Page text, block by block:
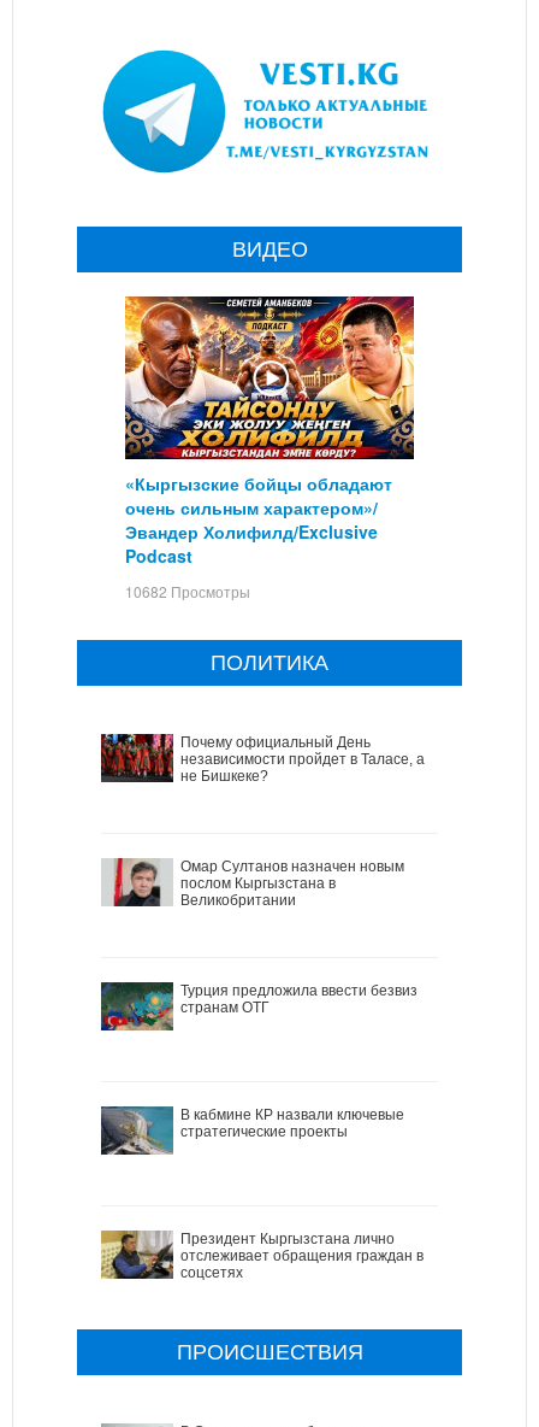
ВИДЕО
«Кыргызские бойцы обладают
очень сильным характером»/
Эвандер Холифилд/Exclusive
Podcast
10682 Просмотры
ПОЛИТИКА
Почему официальный День
независимости пройдет в Таласе, а
не Бишкеке?
Омар Султанов назначен новым
послом Кыргызстана в
Великобритании
Турция предложила ввести безвиз
странам ОТГ
В кабмине КР назвали ключевые
стратегические проекты
Президент Кыргызстана лично
отслеживает обращения граждан в
соцсетях
ПРОИСШЕСТВИЯ